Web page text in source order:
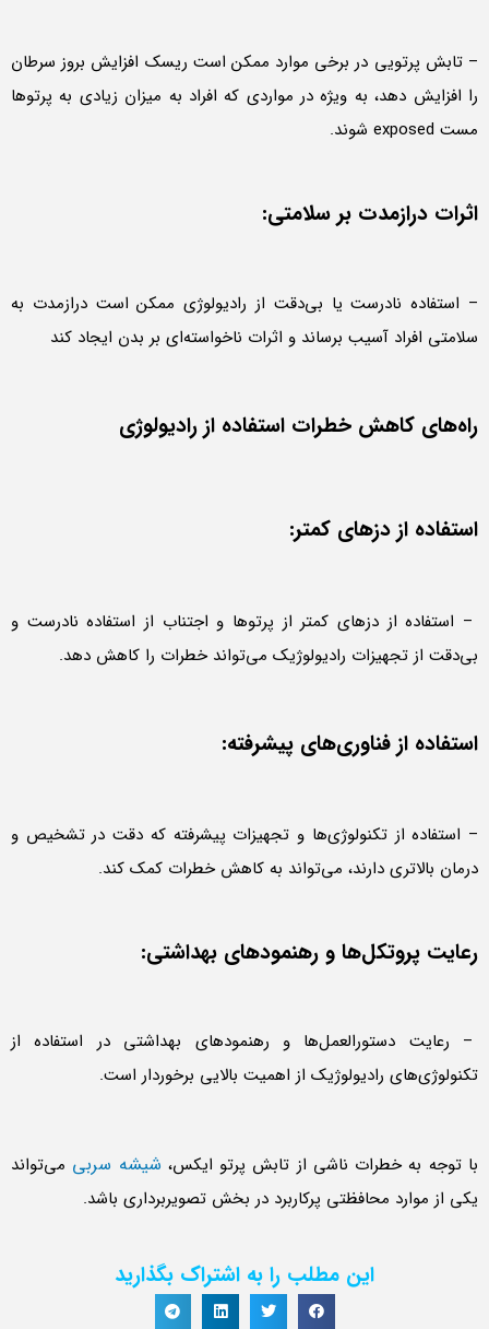
– تابش پرتویی در برخی موارد ممکن است ریسک افزایش بروز سرطان
را افزایش دهد، به ویژه در مواردی که افراد به میزان زیادی به پرتوها
مست exposed شوند.
اثرات درازمدت بر سلامتی:
– استفاده نادرست یا بی‌دقت از رادیولوژی ممکن است درازمدت به
سلامتی افراد آسیب برساند و اثرات ناخواسته‌ای بر بدن ایجاد کند
راه‌های کاهش خطرات استفاده از رادیولوژی
استفاده از دزهای کمتر:
– استفاده از دزهای کمتر از پرتوها و اجتناب از استفاده نادرست و
بی‌دقت از تجهیزات رادیولوژیک می‌تواند خطرات را کاهش دهد.
استفاده از فناوری‌های پیشرفته:
– استفاده از تکنولوژی‌ها و تجهیزات پیشرفته که دقت در تشخیص و
درمان بالاتری دارند، می‌تواند به کاهش خطرات کمک کند.
رعایت پروتکل‌ها و رهنمودهای بهداشتی:
– رعایت دستورالعمل‌ها و رهنمودهای بهداشتی در استفاده از
تکنولوژی‌های رادیولوژیک از اهمیت بالایی برخوردار است.
با توجه به خطرات ناشی از تابش پرتو ایکس، شیشه سربی می‌تواند
یکی از موارد محافظتی پرکاربرد در بخش تصویربرداری باشد.
این مطلب را به اشتراک بگذارید